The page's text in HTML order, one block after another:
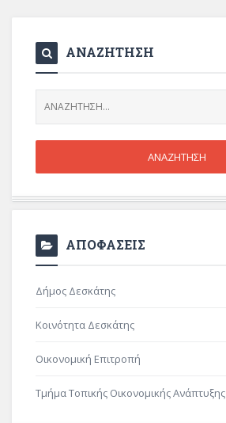
ΑΝΑΖΗΤΗΣΗ
ΑΠΟΦΑΣΕΙΣ
Δήμος Δεσκάτης
Κοινότητα Δεσκάτης
Οικονομική Επιτροπή
Τμήμα Τοπικής Οικονομικής Ανάπτυξης